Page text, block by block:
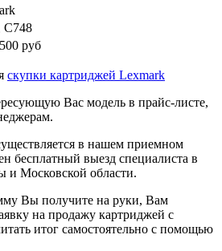
C748
руб
скупки картриджей Lexmark
Вас модель в прайс-листе,
в нашем приемном
бесплатный выезд специалиста в
и Московской области.
Вы получите на руки, Вам
на продажу картриджей с
итог самостоятельно с помощью